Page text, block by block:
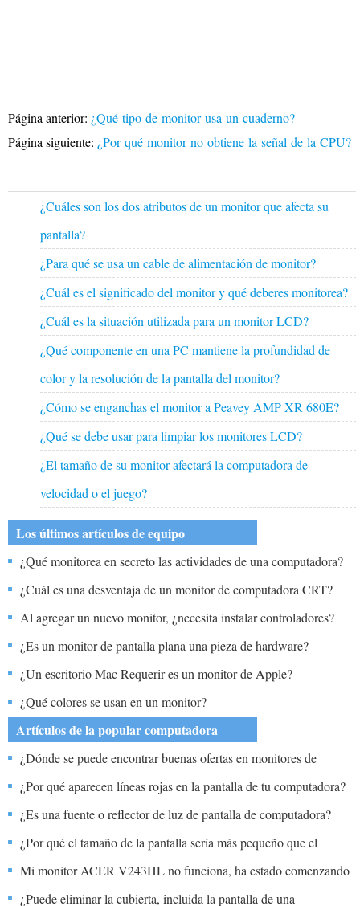
Página anterior: ¿Qué tipo de monitor usa un cuaderno?
Página siguiente: ¿Por qué monitor no obtiene la señal de la CPU?
¿Cuáles son los dos atributos de un monitor que afecta su
pantalla?
¿Para qué se usa un cable de alimentación de monitor?
¿Cuál es el significado del monitor y qué deberes monitorea?
¿Cuál es la situación utilizada para un monitor LCD?
¿Qué componente en una PC mantiene la profundidad de
color y la resolución de la pantalla del monitor?
¿Cómo se enganchas el monitor a Peavey AMP XR 680E?
¿Qué se debe usar para limpiar los monitores LCD?
¿El tamaño de su monitor afectará la computadora de
velocidad o el juego?
Los últimos artículos de equipo
¿Qué monitorea en secreto las actividades de una computadora?
¿Cuál es una desventaja de un monitor de computadora CRT?
Al agregar un nuevo monitor, ¿necesita instalar controladores?
¿Es un monitor de pantalla plana una pieza de hardware?
¿Un escritorio Mac Requerir es un monitor de Apple?
¿Qué colores se usan en un monitor?
Artículos de la popular computadora
¿Dónde se puede encontrar buenas ofertas en monitores de
pantalla táctil?
¿Por qué aparecen líneas rojas en la pantalla de tu computadora?
¿Es una fuente o reflector de luz de pantalla de computadora?
¿Por qué el tamaño de la pantalla sería más pequeño que el
monitor con un área negra alrededor del exterior?
Mi monitor ACER V243HL no funciona, ha estado comenzando
y luego diciendo que estoy usando un Advent DT2410 con
¿Puede eliminar la cubierta, incluida la pantalla de una